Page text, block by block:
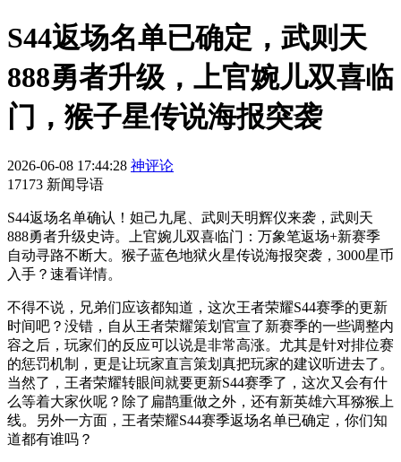
S44返场名单已确定，武则天
888勇者升级，上官婉儿双喜临
门，猴子星传说海报突袭
2026-06-08 17:44:28 神评论
17173 新闻导语
S44返场名单确认！妲己九尾、武则天明辉仪来袭，武则天
888勇者升级史诗。上官婉儿双喜临门：万象笔返场+新赛季
自动寻路不断大。猴子蓝色地狱火星传说海报突袭，3000星币
入手？速看详情。
不得不说，兄弟们应该都知道，这次王者荣耀S44赛季的更新
时间吧？没错，自从王者荣耀策划官宣了新赛季的一些调整内
容之后，玩家们的反应可以说是非常高涨。尤其是针对排位赛
的惩罚机制，更是让玩家直言策划真把玩家的建议听进去了。
当然了，王者荣耀转眼间就要更新S44赛季了，这次又会有什
么等着大家伙呢？除了扁鹊重做之外，还有新英雄六耳猕猴上
线。另外一方面，王者荣耀S44赛季返场名单已确定，你们知
道都有谁吗？